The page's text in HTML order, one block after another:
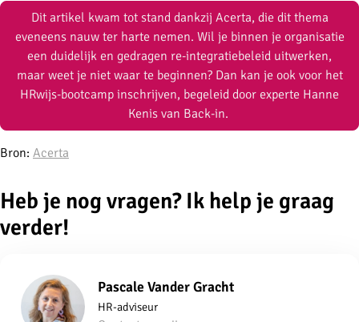
Dit artikel kwam tot stand dankzij Acerta, die dit thema
eveneens nauw ter harte nemen. Wil je binnen je organisatie
een duidelijk en gedragen re-integratiebeleid uitwerken,
maar weet je niet waar te beginnen? Dan kan je ook voor het
HRwijs-bootcamp inschrijven, begeleid door experte Hanne
Kenis van Back-in.
Bron: Acerta
Heb je nog vragen? Ik help je graag
verder!
Pascale Vander Gracht
HR-adviseur